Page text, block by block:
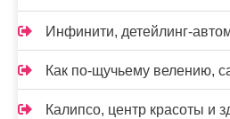
Инфинити, детейлинг-
Как по-щучьему велению,
Калипсо, центр красоты и